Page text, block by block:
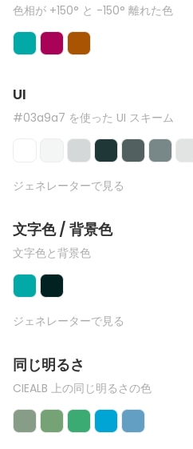
色相が +150° と -150° 離れた色
UI
#03a9a7 を使った UI スキーム
ジェネレーターで見る
文字色 / 背景色
文字色と背景色
ジェネレーターで見る
同じ明るさ
CIEALB 上の同じ明るさの色